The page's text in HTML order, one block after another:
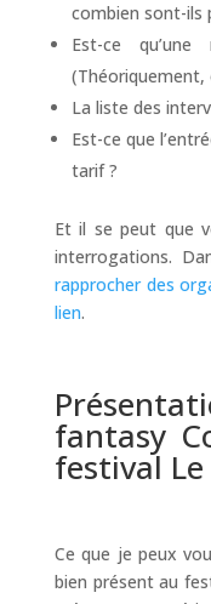
combien sont-ils
Est-ce
(Théoriquement,
La liste des
Est-ce que
tarif ?
Et il se peut que
interrogations.
rapprocher des
lien.
fantasy
festival
Ce que je peux
bien présent au